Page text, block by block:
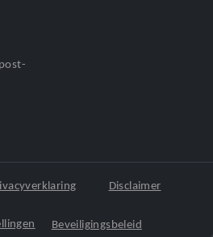
Disclaimer
Beveiligingsbeleid